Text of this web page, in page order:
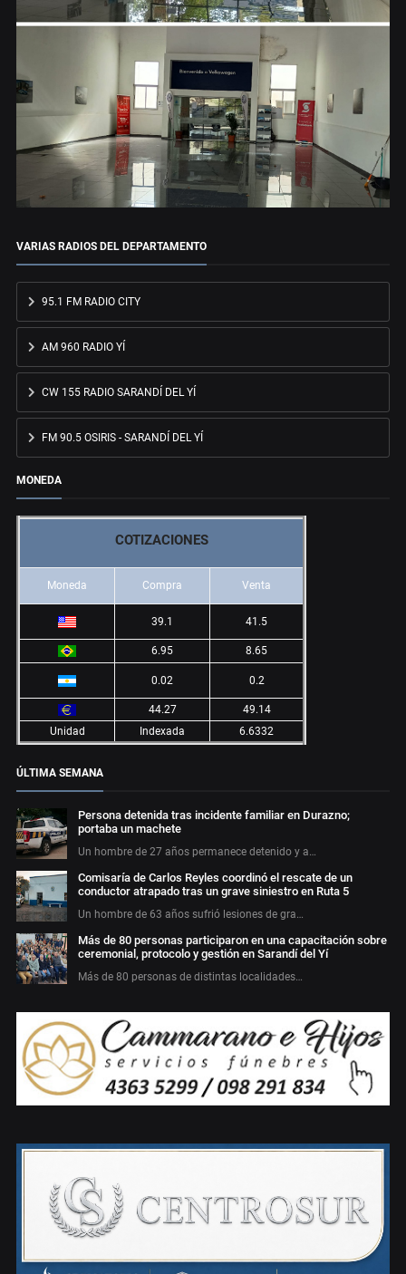
VARIAS RADIOS DEL DEPARTAMENTO
95.1 FM RADIO CITY
AM 960 RADIO YÍ
CW 155 RADIO SARANDÍ DEL YÍ
FM 90.5 OSIRIS - SARANDÍ DEL YÍ
MONEDA
COTIZACIONES
Moneda Compra Venta
39.1 41.5
6.95 8.65
0.02 0.2
44.27
49.14
Unidad
Indexada 6.6332
ÚLTIMA SEMANA
Persona detenida tras incidente familiar en Durazno;
portaba un machete
Un hombre de 27 años permanece detenido y a…
Comisaría de Carlos Reyles coordinó el rescate de un
conductor atrapado tras un grave siniestro en Ruta 5
Un hombre de 63 años sufrió lesiones de gra…
Más de 80 personas participaron en una capacitación sobre
ceremonial, protocolo y gestión en Sarandí del Yí
Más de 80 personas de distintas localidades…